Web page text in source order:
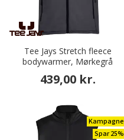
Tee Jays Stretch fleece
bodywarmer, Mørkegrå
439,00 kr.
Kampagne
Spar 25%